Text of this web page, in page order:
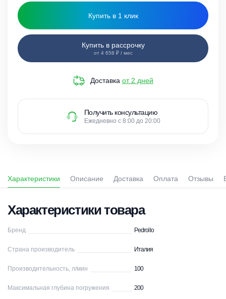
Купить в 1 клик
Купить в рассрочку
от 4 658 ₽ / мес
Доставка от 2 дней
Получить консультацию
Ежедневно с 8:00 до 20:00
Характеристики Описание Доставка Оплата Отзывы
Характеристики товара
Бренд Pedrollo
Страна производитель Италия
Производительность, л/мин 100
Максимальная глубина погружения 200